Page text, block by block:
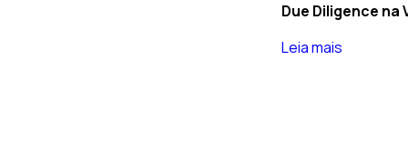
Due Diligence na
Leia mais